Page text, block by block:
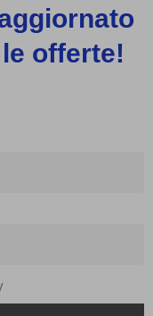
offerte!